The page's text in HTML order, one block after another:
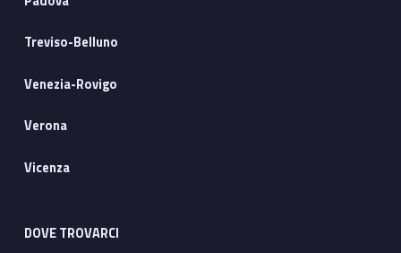
Treviso-Belluno
Venezia-Rovigo
Verona
Vicenza
DOVE TROVARCI